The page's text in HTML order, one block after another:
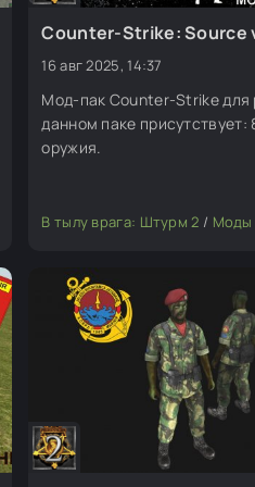
Скины (пехота, юниты)/
Сounter-Strike: Source
16 авг 2025, 14:37
Мод-пак Сounter-Strike для
данном паке присутствует:
оружия.
В тылу врага: Штурм 2 / Моды для